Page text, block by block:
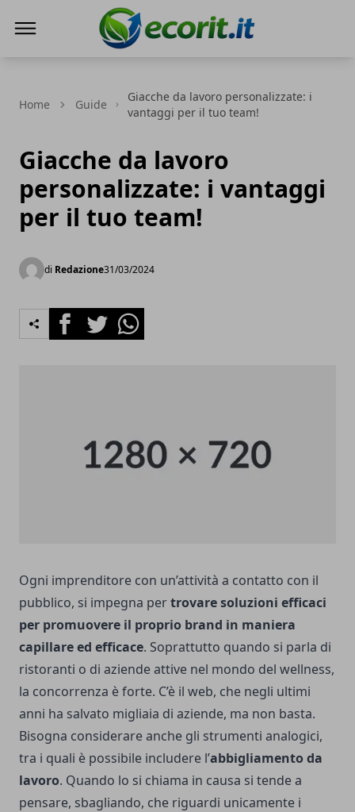
Home Guide
Giacche da lavoro personalizzate: i
vantaggi per il tuo team!
Giacche da lavoro
personalizzate: i vantaggi
per il tuo team!
di Redazione31/03/2024
FacebookTwitterWhatsapp
Ogni imprenditore con un’attività a contatto con il
pubblico, si impegna pertrovare soluzioni efficaci
per promuovere il proprio brand in maniera
capillare ed efficace. Soprattutto quando si parla di
ristoranti o di aziende attive nel mondo del wellness,
la concorrenza è forte. C’è il web, che negli ultimi
anni ha salvato migliaia di aziende, ma non basta.
Bisogna considerare anche gli strumenti analogici,
tra i quali è possibile includere l’abbigliamento da
lavoro. Quando lo si chiama in causa si tende a
pensare, sbagliando, che riguardi unicamente i